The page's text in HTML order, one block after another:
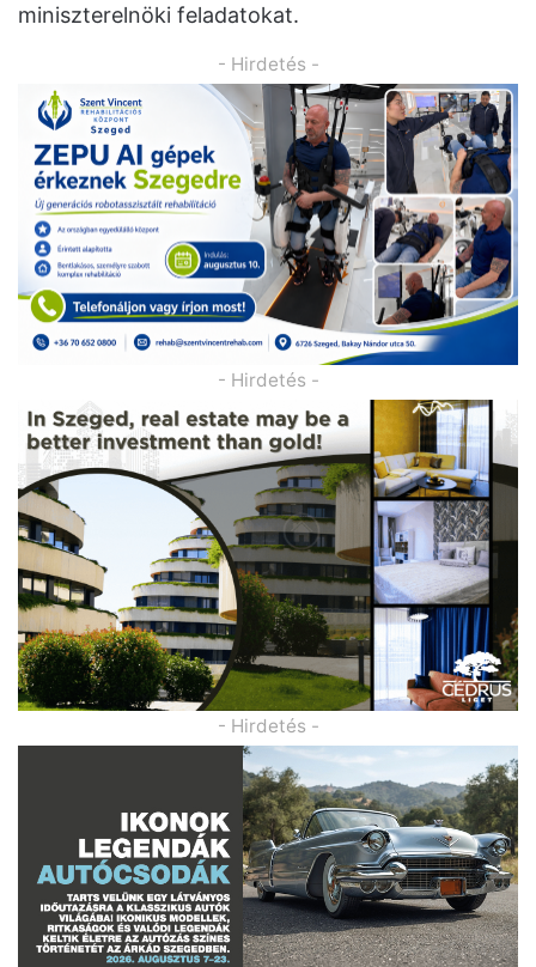
miniszterelnöki feladatokat.
- Hirdetés -
- Hirdetés -
- Hirdetés -